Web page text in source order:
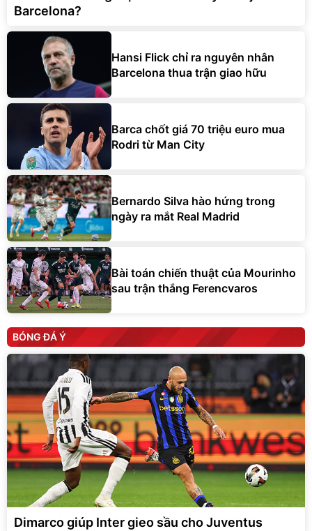
Barcelona?
Hansi Flick chỉ ra nguyên nhân
Barcelona thua trận giao hữu
Barca chốt giá 70 triệu euro mua
Rodri từ Man City
Bernardo Silva hào hứng trong
ngày ra mắt Real Madrid
Bài toán chiến thuật của Mourinho
sau trận thắng Ferencvaros
BÓNG ĐÁ Ý
Dimarco giúp Inter gieo sầu cho Juventus